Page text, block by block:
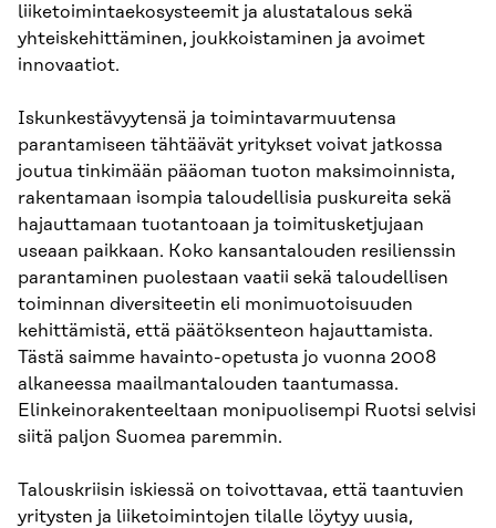
liiketoimintaekosysteemit ja alustatalous sekä
yhteiskehittäminen, joukkoistaminen ja avoimet
innovaatiot.
Iskunkestävyytensä ja toimintavarmuutensa
parantamiseen tähtäävät yritykset voivat jatkossa
joutua tinkimään pääoman tuoton maksimoinnista,
rakentamaan isompia taloudellisia puskureita sekä
hajauttamaan tuotantoaan ja toimitusketjujaan
useaan paikkaan. Koko kansantalouden resilienssin
parantaminen puolestaan vaatii sekä taloudellisen
toiminnan diversiteetin eli monimuotoisuuden
kehittämistä, että päätöksenteon hajauttamista.
Tästä saimme havainto-opetusta jo vuonna 2008
alkaneessa maailmantalouden taantumassa.
Elinkeinorakenteeltaan monipuolisempi Ruotsi selvisi
siitä paljon Suomea paremmin.
Talouskriisin iskiessä on toivottavaa, että taantuvien
yritysten ja liiketoimintojen tilalle löytyy uusia,